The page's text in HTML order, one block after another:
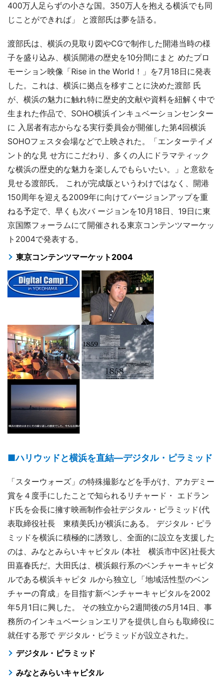
400万人足らずの小さな国。350万人を抱える横浜でも同
じことができれば」 と渡部氏は夢を語る。
渡部氏は、横浜の見取り図やCGで制作した開港当時の様
子を盛り込み、横浜開港の歴史を10分間にまと めたプロ
モーション映像「Rise in the World！」を7月18日に発表
した。これは、横浜に拠点を移すことに決めた渡部 氏
が、横浜の魅力に触れ特に歴史的文献や資料を紐解く中で
生まれた作品で、SOHO横浜インキュベーションセンター
に 入居者有志からなる実行委員会が開催した第4回横浜
SOHOフェスタ会場などで上映された。「エンターテイメ
ント的な見 せ方にこだわり、多くの人にドラマティック
な横浜の歴史的な魅力を楽しんでもらいたい。」と意欲を
見せる渡部氏。 これが完成版というわけではなく、開港
150周年を迎える2009年に向けてバージョンアップを重
ねる予定で、早くも次バ ージョンを10月18日、19日に東
京国際フォーラムにて開催される東京コンテンツマーケッ
ト2004で発表する。
東京コンテンツマーケット2004
■ハリウッドと横浜を直結―デジタル・ピラミッド
「スターウォーズ」の特殊撮影などを手がけ、アカデミー
賞を４度手にしたことで知られるリチャード・ エドラン
ド氏を会長に擁す映画制作会社デジタル・ピラミッド(代
表取締役社長 東積美氏)が横浜にある。 デジタル・ピラ
ミッドを横浜に積極的に誘致し、全面的に設立を支援した
のは、みなとみらいキャピタル (本社 横浜市中区)社長大
田嘉春氏だ。大田氏は、横浜銀行系のベンチャーキャピタ
ルである横浜キャピタ ルから独立し「地域活性型のベン
チャーの育成」を目指す新ベンチャーキャピタルを2002
年5月1日に興した。 その独立から2週間後の5月14日、事
務所のインキュベーションエリアを提供し自らも取締役に
就任する形で デジタル・ピラミッドが設立された。
デジタル・ピラミッド
みなとみらいキャピタル